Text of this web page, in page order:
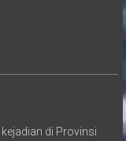
di Provinsi